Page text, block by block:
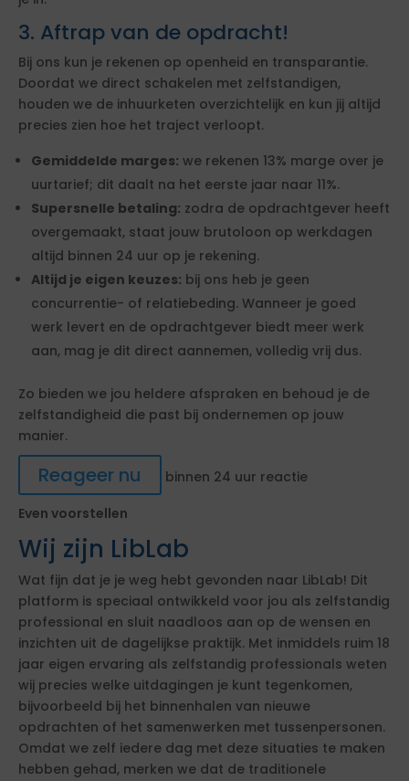
3. Aftrap van de opdracht!
Bij ons kun je rekenen op openheid en transparantie.
Doordat we direct schakelen met zelfstandigen,
houden we de inhuurketen overzichtelijk en kun jij altijd
precies zien hoe het traject verloopt.
Gemiddelde marges: we rekenen 13% marge over je
uurtarief; dit daalt na het eerste jaar naar 11%.
Supersnelle betaling: zodra de opdrachtgever heeft
overgemaakt, staat jouw brutoloon op werkdagen
altijd binnen 24 uur op je rekening.
Altijd je eigen keuzes: bij ons heb je geen
concurrentie- of relatiebeding. Wanneer je goed
werk levert en de opdrachtgever biedt meer werk
aan, mag je dit direct aannemen, volledig vrij dus.
Zo bieden we jou heldere afspraken en behoud je de
zelfstandigheid die past bij ondernemen op jouw
manier.
Reageer nu
binnen 24 uur reactie
Even voorstellen
Wij zijn LibLab
Wat fijn dat je je weg hebt gevonden naar LibLab! Dit
platform is speciaal ontwikkeld voor jou als zelfstandig
professional en sluit naadloos aan op de wensen en
inzichten uit de dagelijkse praktijk. Met inmiddels ruim 18
jaar eigen ervaring als zelfstandig professionals weten
wij precies welke uitdagingen je kunt tegenkomen,
bijvoorbeeld bij het binnenhalen van nieuwe
opdrachten of het samenwerken met tussenpersonen.
Omdat we zelf iedere dag met deze situaties te maken
hebben gehad, merken we dat de traditionele